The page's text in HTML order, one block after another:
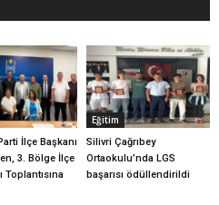
İlçe Başkanı
3. Bölge İlçe
Toplantısına
Eğitim
Silivri Çağrıbey
Ortaokulu’nda LGS
başarısı ödüllendirildi